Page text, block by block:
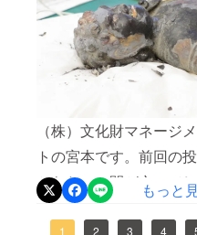
手先や剣が失われてい
た。これを補うまでは
い予定でしたが、調達
と、剣の刀身（上の部分
が新たに発見されたこ
どから、左手先と剣の柄
（下の部分）を新たに
して補いました。修復さ
を除去したことでその
箇所が露出したので、
に沿って解体します。
ら墨書や納入品はあり
んでした。外からはわ
ない、像の内部の荒々し
ノミ跡が見えます。解
れた体幹部の内側その
（株）文化財マネージ
トの宮本です。前回の
からだいぶ間が空いて
いましたが、像の修復の
もっと
1 2 3 4